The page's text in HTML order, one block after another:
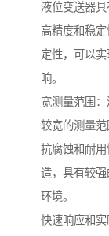
液位变送器具
高精度和稳
定性，可以
响。
宽测量范围
较宽的测量范
抗腐蚀和耐
造，具有较
环境。
快速响应和